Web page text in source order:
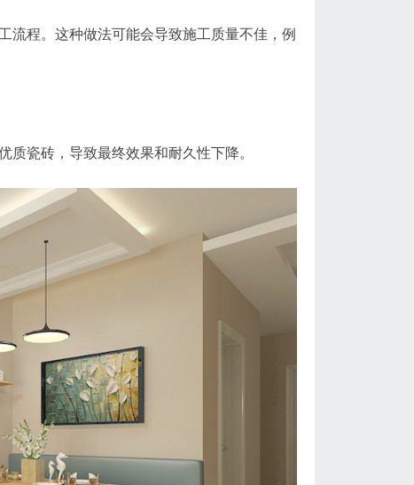
流程。这种做法可能会导致施工质量不佳，例
瓷砖，导致最终效果和耐久性下降。